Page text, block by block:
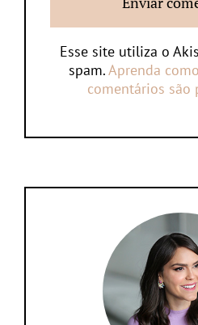
Esse site utiliza o
spam.Aprenda
comentários são